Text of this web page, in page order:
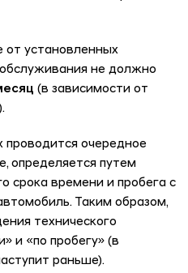
от установленных
не должно
(в зависимости от
проводится очередное
определяется путем
срока времени и пробега с
Таким образом,
технического
и «по пробегу» (в
раньше).